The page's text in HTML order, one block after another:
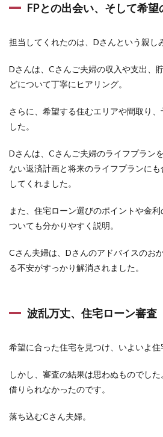
FPとの出会い、そして希望
担当してくれたのは、Dさんという親し
Dさんは、Cさんご夫婦の収入や支出、
どについて丁寧にヒアリング。
さらに、希望する住むエリアや間取り
した。
Dさんは、Cさんご夫婦のライフプラン
ない返済計画と将来のライフプランに
してくれました。
また、住宅ローン選びのポイントや金
ついても分かりやすく説明。
Cさん夫婦は、Dさんのアドバイスのお
る不安がすっかり解消されました。
波乱万丈、住宅ローン審査
希望に合った住宅を見つけ、いよいよ住
しかし、審査の結果は思わぬものでし
借りられなかったのです。
落ち込むCさん夫婦。